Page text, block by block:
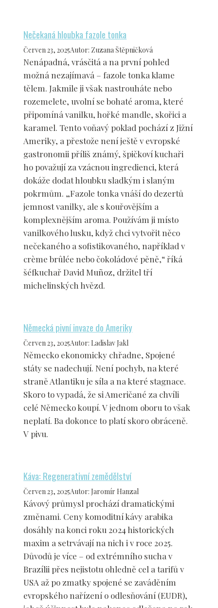
Nečekaná hloubka fazole tonka
Červen 23, 2025Autor: Zuzana Štěpničková
Nenápadná, vrásčitá a na první pohled
možná nezajímavá – fazole tonka klame
tělem. Jakmile ji však nastrouháte nebo
rozemelete, uvolní se bohaté aroma, které
připomíná vanilku, hořké mandle, skořici a
karamel. Tento voňavý poklad pochází z Jižní
Ameriky, a přestože není ještě v evropské
gastronomii příliš známý, špičkoví kuchaři
ho považují za vzácnou ingredienci, která
dokáže dodat hloubku sladkým i slaným
pokrmům. „Fazole tonka vnáší do dezertů
jemnost vanilky, ale s kouřovějším a
komplexnějším aroma. Používám ji místo
vanilkového lusku, když chci vytvořit něco
nečekaného a sofistikovaného, například v
crème brûlée nebo čokoládové pěně,“ říká
šéfkuchař David Muñoz, držitel tří
michelinských hvězd.
Německá pivní invaze do Ameriky
Červen 23, 2025Autor: Ladislav Jakl
Německo ekonomicky chřadne, Spojené
státy se nadechují. Není pochyb, na které
straně Atlantiku je síla a na které stagnace.
Skoro to vypadá, že si Američané za chvíli
celé Německo koupí. V jednom oboru to však
neplatí. Ba dokonce to platí skoro obráceně.
V pivu.
Káva: Regenerativní zemědělství
Červen 23, 2025Autor: Jaromír Hanzal
Kávový průmysl prochází dramatickými
změnami. Ceny komoditní kávy arabika
dosáhly na konci roku 2024 historických
maxim a setrvávají na nich i v roce 2025.
Důvodů je více – od extrémního sucha v
Brazílii přes nejistotu ohledně cel a tarifů v
USA až po zmatky spojené se zaváděním
evropského nařízení o odlesňování (EUDR),